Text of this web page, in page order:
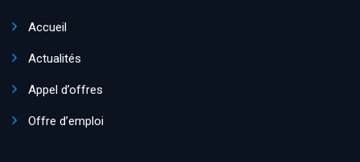
Accueil
Actualités
Appel d’offres
Offre d’emploi